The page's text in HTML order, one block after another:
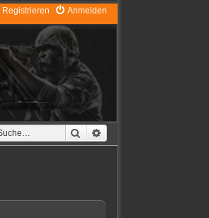
Anmelden
Registrieren
Suche